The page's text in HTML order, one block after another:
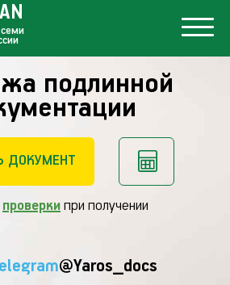
подлинной
ДОКУМЕНТ
проверки при получении
@Yaros_docs